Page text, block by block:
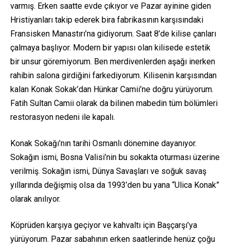
varmış. Erken saatte evde çıkıyor ve Pazar ayinine giden
Hristiyanları takip ederek bira fabrikasının karşısındaki
Fransisken Manastırı’na gidiyorum. Saat 8’de kilise çanları
çalmaya başlıyor. Modern bir yapısı olan kilisede estetik
bir unsur göremiyorum. Ben merdivenlerden aşağı inerken
rahibin salona girdiğini farkediyorum. Kilisenin karşısından
kalan Konak Sokak’dan Hünkar Camii’ne doğru yürüyorum.
Fatih Sultan Camii olarak da bilinen mabedin tüm bölümleri
restorasyon nedeni ile kapalı.
Konak Sokağı’nın tarihi Osmanlı dönemine dayanıyor.
Sokağın ismi, Bosna Valisi’nin bu sokakta oturması üzerine
verilmiş. Sokağın ismi, Dünya Savaşları ve soğuk savaş
yıllarında değişmiş olsa da 1993’den bu yana “Ulica Konak”
olarak anılıyor.
Köprüden karşıya geçiyor ve kahvaltı için Başçarşı’ya
yürüyorum. Pazar sabahının erken saatlerinde henüz çoğu